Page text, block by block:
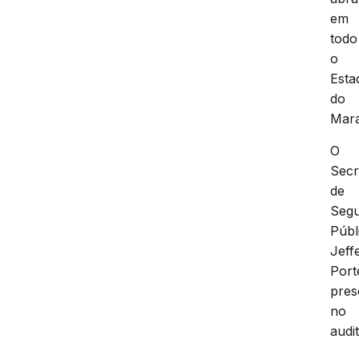
em
todo
o
do
O
de
no